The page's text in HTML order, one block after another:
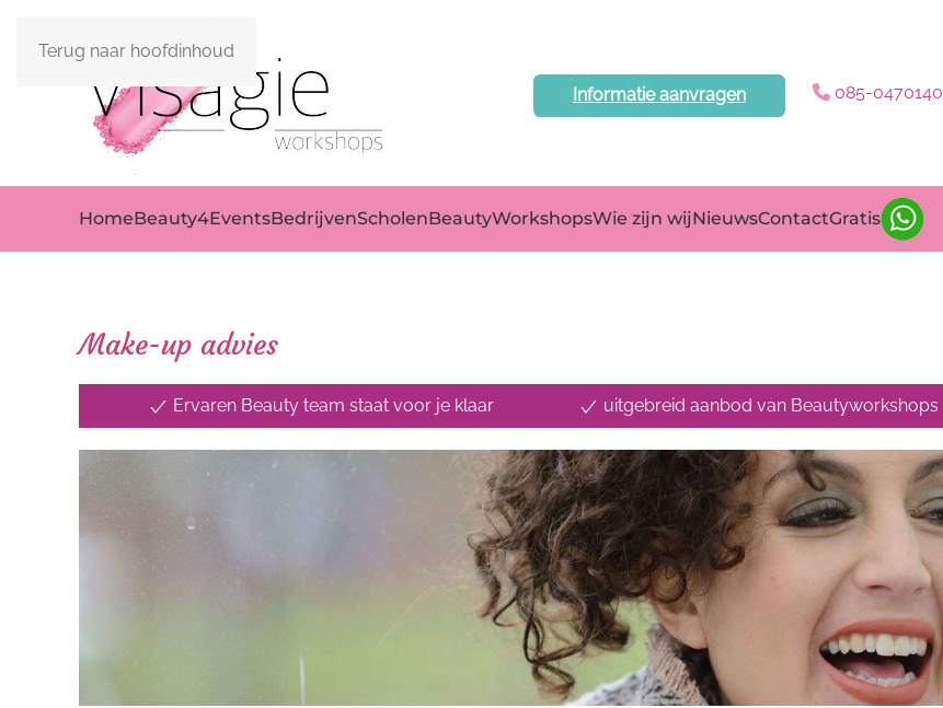
Terug naar hoofdinhoud
Informatie aanvragen 085-0470140
HomeBeauty4EventsBedrijvenScholenBeautyWorkshopsWie zijn wijNieuwsContactGratis
Make-up advies
Ervaren Beauty team staat voor je klaar uitgebreid aanbod van Beautyworkshops